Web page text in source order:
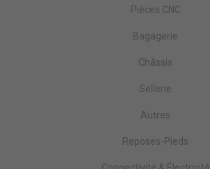
Pièces CNC
Bagagerie
Châssis
Sellerie
Autres
Reposes-Pieds